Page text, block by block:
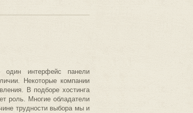
один интерфейс панели
Некоторые компании
В подборе хостинга
роль. Многие обладатели
трудности выбора мы и